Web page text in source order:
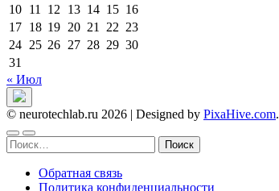
10 11 12 13 14 15 16
17 18 19 20 21 22 23
24 25 26 27 28 29 30
31
« Июл
© neurotechlab.ru 2026 | Designed by PixaHive.com.
Найти:
Обратная связь
Политика конфиденциальности